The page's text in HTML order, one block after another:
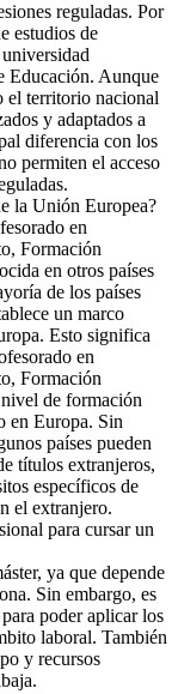
reguladas. Por
estudios de
Educación. Aunque
el territorio nacional
y adaptados a
diferencia con los
permiten el acceso
la Unión Europea?
en
Formación
en otros países
de los países
un marco
Esto significa
en
Formación
de formación
en Europa. Sin
países pueden
títulos extranjeros,
específicos de
el extranjero.
para cursar un
ya que depende
Sin embargo, es
poder aplicar los
laboral. También
y recursos